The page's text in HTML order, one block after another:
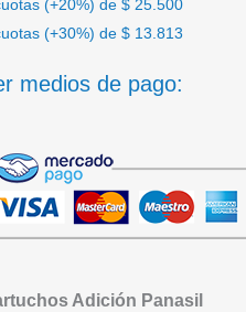
(+20%) de $ 25.500
(+30%) de $ 13.813
medios de pago:
Adición Panasil